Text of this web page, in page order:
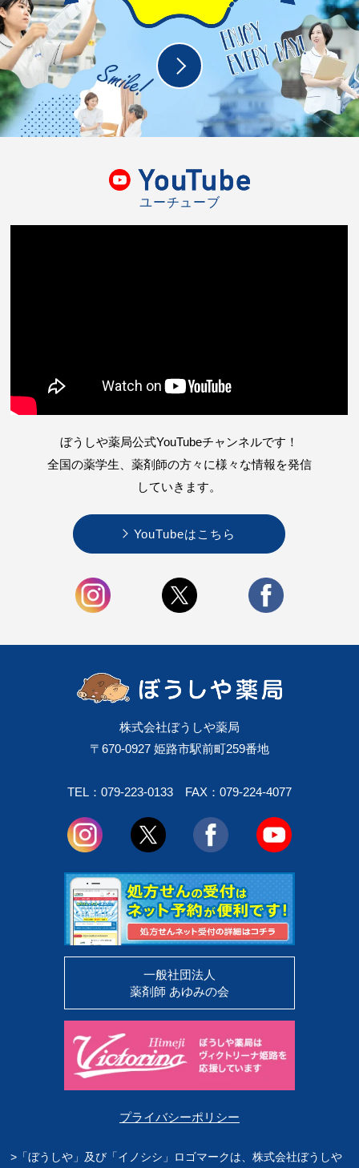
ユーチューブ
ぼうしや薬局公式YouTubeチャンネルです！
全国の薬学生、薬剤師の方々に様々な情報を発信
していきます。
YouTubeはこちら
株式会社ぼうしや薬局
〒670-0927 姫路市駅前町259番地
TEL：079-223-0133 FAX：079-224-4077
一般社団法人
薬剤師 あゆみの会
プライバシーポリシー
>「ぼうしや」及び「イノシシ」ロゴマークは、株式会社ぼうしや